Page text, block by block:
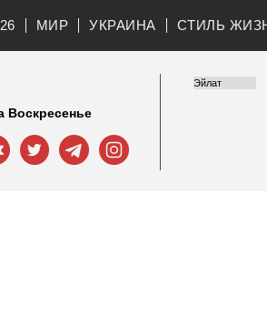
МИР УКРАИНА СТИЛЬ
Воскресенье